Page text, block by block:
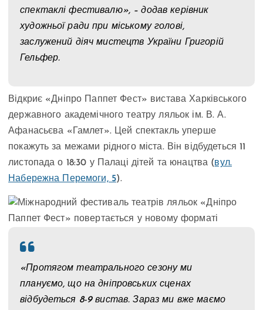
спектаклі фестивалю», – додав керівник
художньої ради при міському голові,
заслужений діяч мистецтв України Григорій
Гельфер.
Відкриє «Дніпро Паппет Фест» вистава Харківського
державного академічного театру ляльок ім. В. А.
Афанасьєва «Гамлет». Цей спектакль уперше
покажуть за межами рідного міста. Він відбудеться 11
листопада о 18:30 у Палаці дітей та юнацтва (вул.
Набережна Перемоги, 5).
«Протягом театрального сезону ми
плануємо, що на дніпровських сценах
відбудеться 8-9 вистав. Зараз ми вже маємо